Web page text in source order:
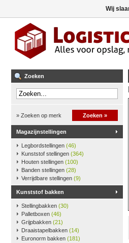
Zoeken
» Zoeken op merk Zoeken »
Magazijnstellingen
Legbordstellingen (46)
Kunststof stellingen (364)
Houten stellingen (100)
Banden stellingen (28)
Verrijdbare stellingen (9)
Kunststof bakken
Stellingbakken (30)
Palletboxen (46)
Grijpbakken (21)
Draaistapelbakken (14)
Euronorm bakken (181)
Wij